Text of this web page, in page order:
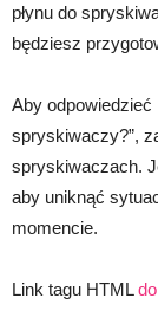
płynu do
będziesz
Aby odpowiedzieć
spryskiwaczy?”,
spryskiwaczach.
aby uniknąć
momencie.
Link tagu HTML